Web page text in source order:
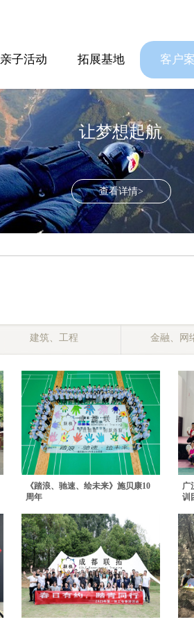
让梦想起航
查看详情>
建筑、工程 金融、网
《踏浪、驰速、绘未来》施贝康10
周年
广
训
亲子活动 拓展基地 客户